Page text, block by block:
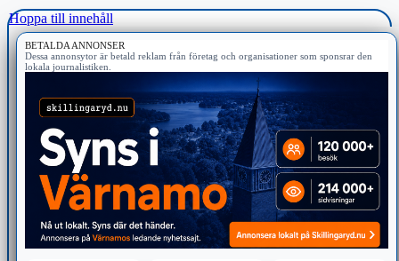
Hoppa till innehåll
BETALDA ANNONSER
Dessa annonsytor är betald reklam från företag och organisationer som sponsrar den
lokala journalistiken.